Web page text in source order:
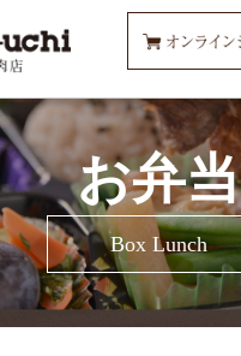
お弁当
Box Lunch